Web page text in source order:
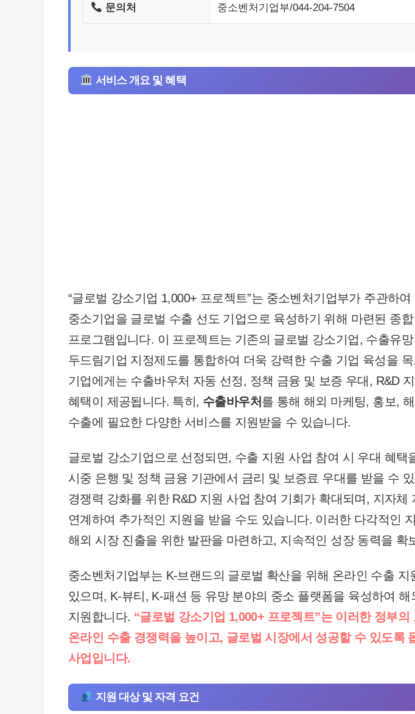
문의처 중소벤처기업부/044-204-7504
서비스 개요 및 혜택
“글로벌 강소기업 1,000+ 프로젝트”는 중소벤처기업부가 주관하
중소기업을 글로벌 수출 선도 기업으로 육성하기 위해 마련된 종합
프로그램입니다. 이 프로젝트는 기존의 글로벌 강소기업, 수출유
두드림기업 지정제도를 통합하여 더욱 강력한 수출 기업 육성을
기업에게는 수출바우처 자동 선정, 정책 금융 및 보증 우대, R&D
혜택이 제공됩니다. 특히, 수출바우처를 통해 해외 마케팅, 홍보,
수출에 필요한 다양한 서비스를 지원받을 수 있습니다.
글로벌 강소기업으로 선정되면, 수출 지원 사업 참여 시 우대 혜택
시중 은행 및 정책 금융 기관에서 금리 및 보증료 우대를 받을 수
경쟁력 강화를 위한 R&D 지원 사업 참여 기회가 확대되며, 지자체
연계하여 추가적인 지원을 받을 수도 있습니다. 이러한 다각적인
해외 시장 진출을 위한 발판을 마련하고, 지속적인 성장 동력을 확
중소벤처기업부는 K-브랜드의 글로벌 확산을 위해 온라인 수출 지
있으며, K-뷰티, K-패션 등 유망 분야의 중소 플랫폼을 육성하여 해
지원합니다. “글로벌 강소기업 1,000+ 프로젝트”는 이러한 정부의
온라인 수출 경쟁력을 높이고, 글로벌 시장에서 성공할 수 있도록
사업입니다.
지원 대상 및 자격 요건